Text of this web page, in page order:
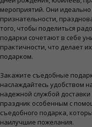
мероприятий. Они
признательности,
того, чтобы поделиться
подарки сочетают в себе
практичности, что делает
подарком.
Закажите съедобные
наслаждайтесь удобством
надежной службой
праздник особенным с
съедобного подарка,
наилучшие пожелания.